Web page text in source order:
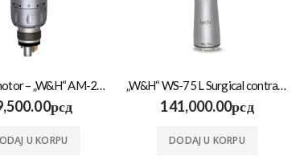
Vazdušni motor – „W&H“ AM-25 RM
рсд
U KORPU
„W&H“ WS-75 L Surgical contra-angle 20:1
141,000.00рсд
DODAJ U KORPU